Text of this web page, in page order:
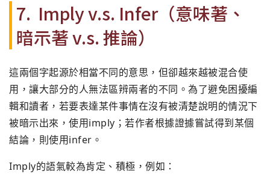
7. Imply v.s. Infer（意味著、
暗示著 v.s. 推論）
這兩個字起源於相當不同的意思，但卻越來越被混合使
用， 讓大部分的人無法區辨兩者的不同。為了避免困擾編
輯和讀者， 若要表達某件事情在沒有被清楚說明的情況下
被暗示出來， 使用imply；若作者根據證據嘗試得到某個
結論， 則使用infer。
Imply的語氣較為肯定、積極，例如：